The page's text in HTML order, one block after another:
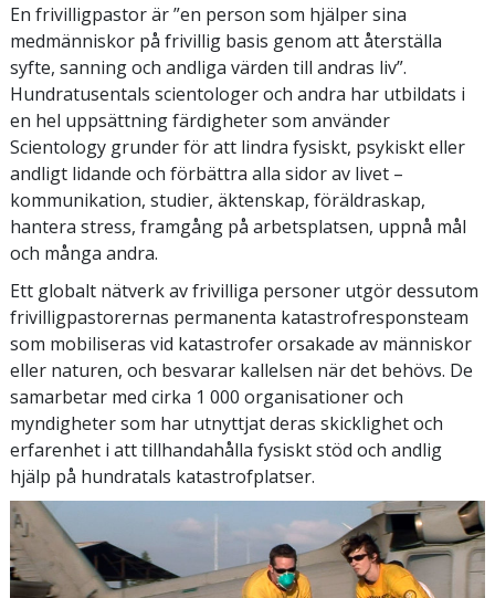
En frivilligpastor är ”en person som hjälper sina
medmänniskor på frivillig basis genom att återställa
syfte, sanning och andliga värden till andras liv”.
Hundratusentals scientologer och andra har utbildats i
en hel uppsättning färdigheter som använder
Scientology grunder för att lindra fysiskt, psykiskt eller
andligt lidande och förbättra alla sidor av livet –
kommunikation, studier, äktenskap, föräldraskap,
hantera stress, framgång på arbetsplatsen, uppnå mål
och många andra.
Ett globalt nätverk av frivilliga personer utgör dessutom
frivilligpastorernas permanenta katastrofresponsteam
som mobiliseras vid katastrofer orsakade av människor
eller naturen, och besvarar kallelsen när det behövs. De
samarbetar med cirka 1 000 organisationer och
myndigheter som har utnyttjat deras skicklighet och
erfarenhet i att tillhandahålla fysiskt stöd och andlig
hjälp på hundratals katastrofplatser.